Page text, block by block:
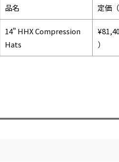
品名 定価
14" HHX Compression
Hats
）